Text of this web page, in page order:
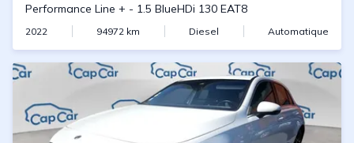
Performance Line + - 1.5 BlueHDi 130 EAT8
2022 94972 km Diesel Automatique